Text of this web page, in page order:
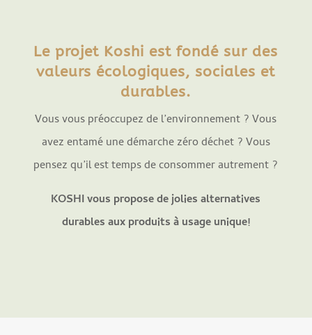
Le projet Koshi est fondé sur des
valeurs écologiques, sociales et
durables.
Vous vous préoccupez de l’environnement ? Vous
avez entamé une démarche zéro déchet ? Vous
pensez qu’il est temps de consommer autrement ?
KOSHI vous propose de jolies alternatives
durables aux produits à usage unique!